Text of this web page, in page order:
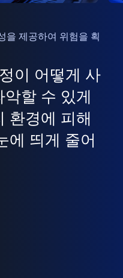
을 제공하여 위험을 획
이 어떻게 사
할 수 있게
환경에 피해
에 띄게 줄어